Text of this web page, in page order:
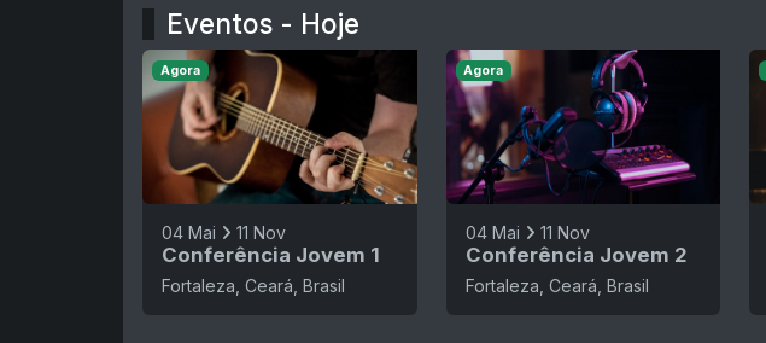
Eventos - Hoje
04 Mai 11 Nov
Conferência Jovem 1
Fortaleza, Ceará, Brasil
Agora
04 Mai 11 Nov
Conferência Jovem 2
Fortaleza, Ceará, Brasil
Agora